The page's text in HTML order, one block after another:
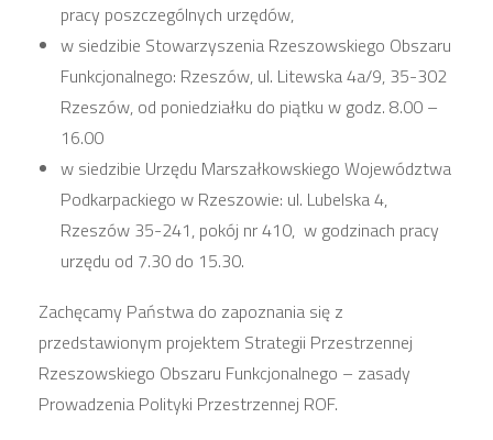
pracy poszczególnych urzędów,
w siedzibie Stowarzyszenia Rzeszowskiego Obszaru
Funkcjonalnego: Rzeszów, ul. Litewska 4a/9, 35-302
Rzeszów, od poniedziałku do piątku w godz. 8.00 –
16.00
w siedzibie Urzędu Marszałkowskiego Województwa
Podkarpackiego w Rzeszowie: ul. Lubelska 4,
Rzeszów 35-241, pokój nr 410, w godzinach pracy
urzędu od 7.30 do 15.30.
Zachęcamy Państwa do zapoznania się z
przedstawionym projektem Strategii Przestrzennej
Rzeszowskiego Obszaru Funkcjonalnego – zasady
Prowadzenia Polityki Przestrzennej ROF.